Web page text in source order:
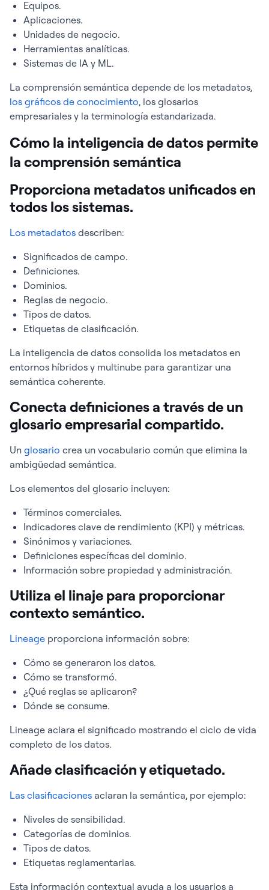
Equipos.
Aplicaciones.
Unidades de negocio.
Herramientas analíticas.
Sistemas de IA y ML.
La comprensión semántica depende de los metadatos,
los gráficos de conocimiento, los glosarios
empresariales y la terminología estandarizada.
Cómo la inteligencia de datos permite
la comprensión semántica
Proporciona metadatos unificados en
todos los sistemas.
Los metadatos describen:
Significados de campo.
Definiciones.
Dominios.
Reglas de negocio.
Tipos de datos.
Etiquetas de clasificación.
La inteligencia de datos consolida los metadatos en
entornos híbridos y multinube para garantizar una
semántica coherente.
Conecta definiciones a través de un
glosario empresarial compartido.
Un glosario crea un vocabulario común que elimina la
ambigüedad semántica.
Los elementos del glosario incluyen:
Términos comerciales.
Indicadores clave de rendimiento (KPI) y métricas.
Sinónimos y variaciones.
Definiciones específicas del dominio.
Información sobre propiedad y administración.
Utiliza el linaje para proporcionar
contexto semántico.
Lineage proporciona información sobre:
Cómo se generaron los datos.
Cómo se transformó.
¿Qué reglas se aplicaron?
Dónde se consume.
Lineage aclara el significado mostrando el ciclo de vida
completo de los datos.
Añade clasificación y etiquetado.
Las clasificaciones aclaran la semántica, por ejemplo:
Niveles de sensibilidad.
Categorías de dominios.
Tipos de datos.
Etiquetas reglamentarias.
Esta información contextual ayuda a los usuarios a